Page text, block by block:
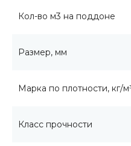
Кол-во м3 на поддоне
Размер, мм
Марка по плотности, кг/
Класс прочности